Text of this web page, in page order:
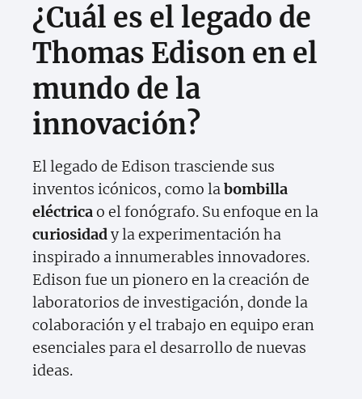
¿Cuál es el legado de
Thomas Edison en el
mundo de la
innovación?
El legado de Edison trasciende sus
inventos icónicos, como labombilla
eléctricao el fonógrafo. Su enfoque en la
curiosidady la experimentación ha
inspirado a innumerables innovadores.
Edison fue un pionero en la creación de
laboratorios de investigación, donde la
colaboración y el trabajo en equipo eran
esenciales para el desarrollo de nuevas
ideas.